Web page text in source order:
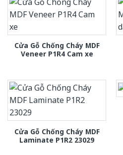
Cửa Gỗ Chống Cháy MDF
Veneer P1R4 Cam xe
Cửa Gỗ Chống Cháy MDF
Laminate P1R2 23029